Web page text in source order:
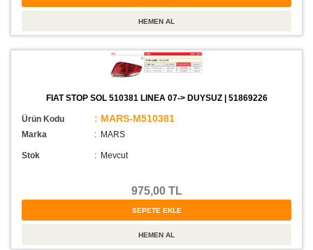
FIAT STOP SOL 510381 LINEA 07-> DUYSUZ | 51869226
Ürün Kodu : MARS-M510381
Marka : MARS
Stok : Mevcut
975,00 TL